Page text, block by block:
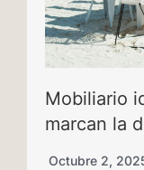
Mobiliario
marcan la
Octubre 2,